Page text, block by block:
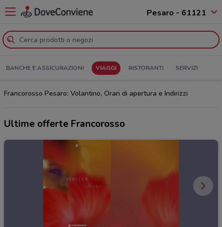
Pesaro - 61121
BANCHE E ASSICURAZIONI VIAGGI RISTORANTI SERVIZI
Francorosso Pesaro: Volantino, Orari di apertura e Indirizzi
Ultime offerte Francorosso